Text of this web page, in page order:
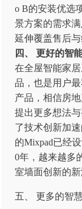
o B的安装优选
景方案的需求
延伸覆盖售后与
四、 更好的智
在全屋智能家
品，也是用户
产品，相信房
提出更多想法
了技术创新加
的Mixpad已经
0年，越来越多
室墙面创新的新
五、 更多的智